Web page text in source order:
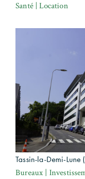
Santé | Location
Tassin-la-Demi-
Bureaux |